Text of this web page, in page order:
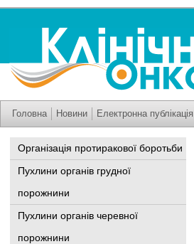
Головна Новини Електронна публікація
Організація протиракової боротьби
Пухлини органів грудної
порожнини
Пухлини органів черевної
порожнини